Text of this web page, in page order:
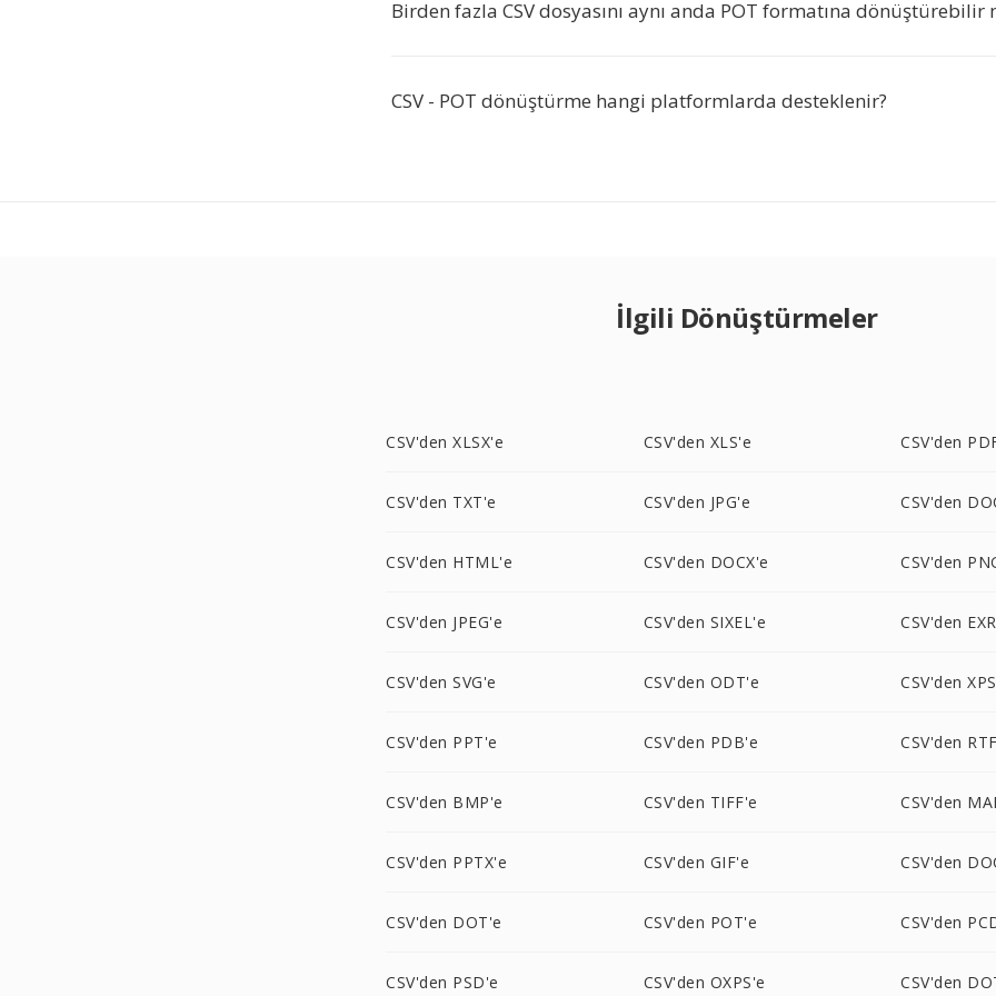
Birden fazla CSV dosyasını aynı anda POT formatına dönüştürebilir
CSV - POT dönüştürme hangi platformlarda desteklenir?
İlgili Dönüştürmeler
CSV'den XLSX'e CSV'den XLS'e CSV'den
CSV'den TXT'e CSV'den JPG'e CSV'den
CSV'den HTML'e CSV'den DOCX'e CSV'den
CSV'den JPEG'e CSV'den SIXEL'e CSV'den
CSV'den SVG'e CSV'den ODT'e CSV'den
CSV'den PPT'e CSV'den PDB'e CSV'den
CSV'den BMP'e CSV'den TIFF'e CSV'den
CSV'den PPTX'e CSV'den GIF'e CSV'den
CSV'den DOT'e CSV'den POT'e CSV'den
CSV'den PSD'e CSV'den OXPS'e CSV'den